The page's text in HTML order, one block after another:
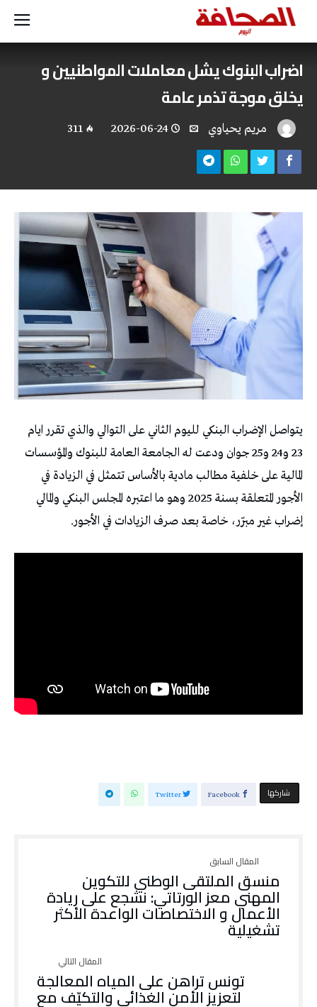
اضراب البنوك يشل معاملات المواطنيين و
يخلق موجة تذمر عامة
مريم يحياوي 2026-06-24
311
يتواصل الإضراب البنكي لليوم الثاني على التوالي والذي تقرر ايام
23 و24 و25 جوان ودعت له الجامعة العامة للبنوك والمؤسسات
المالية على خلفية مطالب مادية بالأساس تتمثل في الزيادة في
الأجور المتعلقة بسنة 2025 وهو ما اعتبره المجلس البنكي والمالي
إضراب غير مبرّر، خاصة بعد صرف الزيادات في الأجور.
‫‫ شاركها‬ Facebook
Twitter
منسق الملتقى الوطني للتكوين
المهني معز الورتاتي: نشجع على ريادة
الأعمال و الاختصاصات الواعدة الأكثر
تشغيلية
تونس تراهن على المياه المعالجة
لتعزيز الأمن الغذائي والتكيّف مع